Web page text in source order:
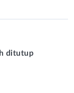
ditutup